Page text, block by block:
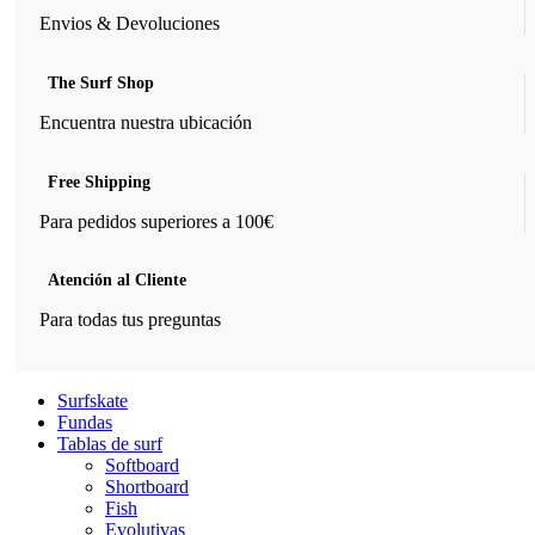
Envios & Devoluciones
The Surf Shop
Encuentra nuestra ubicación
Free Shipping
Para pedidos superiores a 100€
Atención al Cliente
Para todas tus preguntas
Surfskate
Fundas
Tablas de surf
Softboard
Shortboard
Fish
Evolutivas